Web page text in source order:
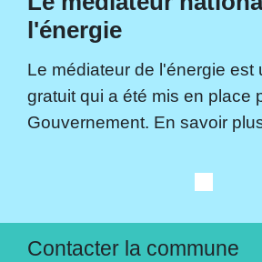
l'énergie
Le médiateur de l'énergie est
gratuit qui a été mis en place
Gouvernement. En savoir
Contacter la commune